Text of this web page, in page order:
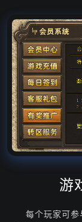
游
每个玩家可